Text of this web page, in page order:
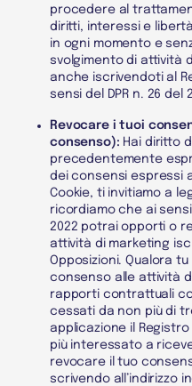
procedere al
diritti, interessi e
in ogni momento e
svolgimento di attività
anche iscrivendoti al
sensi del DPR n. 26 del
Revocare i tuoi
consenso): Hai diritto
precedentemente
dei consensi espressi
Cookie, ti invitiamo a
ricordiamo che ai sensi
2022 potrai opporti o
attività di marketing
Opposizioni. Qualora
consenso alle attività
rapporti contrattuali
cessati da non più di
applicazione il
più interessato a
revocare il tuo
scrivendo all’indirizzo